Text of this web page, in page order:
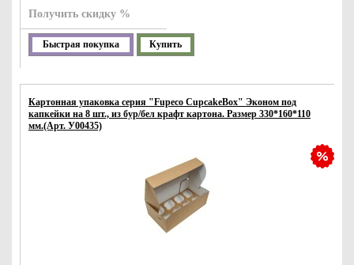
Получить скидку %
Быстрая покупка Купить
Картонная упаковка серия "Fupeco CupcakeBox" Эконом под
капкейки на 8 шт., из бур/бел крафт картона. Размер 330*160*110
мм.(Арт. У00435)